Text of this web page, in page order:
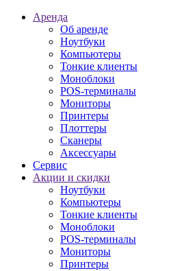
Аренда
Об аренде
Ноутбуки
Компьютеры
Тонкие клиенты
Моноблоки
POS-терминалы
Мониторы
Принтеры
Плоттеры
Сканеры
Аксессуары
Сервис
Акции и скидки
Ноутбуки
Компьютеры
Тонкие клиенты
Моноблоки
POS-терминалы
Мониторы
Принтеры